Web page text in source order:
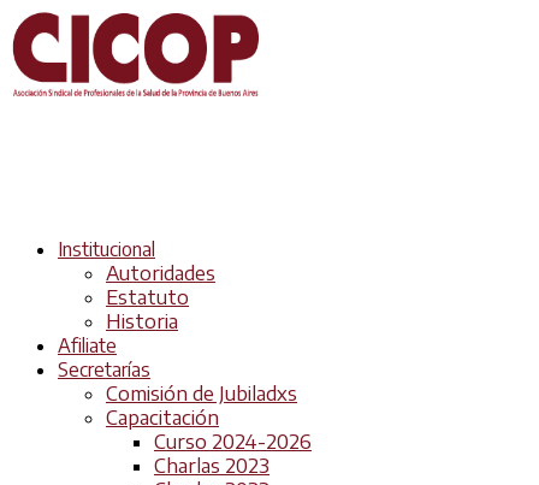
Institucional
Autoridades
Estatuto
Historia
Afiliate
Secretarías
Comisión de Jubiladxs
Capacitación
Curso 2024-2026
Charlas 2023